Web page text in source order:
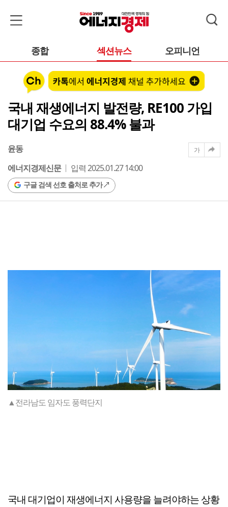
종합 섹션뉴스 오피니언
국내 재생에너지 발전량, RE100 가입
대기업 수요의 88.4% 불과
윤동
에너지경제신문
입력 2025.01.27 14:00
구글 검색 선호 출처로 추가
가
▲전라남도 임자도 풍력단지
국내 대기업이 재생에너지 사용량을 늘려야하는 상황